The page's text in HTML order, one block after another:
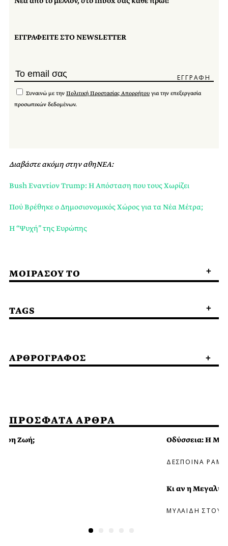
ΕΓΓΡΑΦΕΙΤΕ ΣΤΟ NEWSLETTER
Συναινώ με την Πολιτική Προστασίας Απορρήτου για την επεξεργασία
προσωπικών δεδομένων.
Διαβάστε ακόμη στην αθηΝΕΑ:
Bush Εναντίον Trump: Η Απόσταση που τους Χωρίζει
Πού Βρέθηκε ο Δημοσιονομικός Χώρος για τα Νέα Μέτρα;
Η “Ψυχή” της Ευρώπης
ΜΟΙΡΑΣΟΥ ΤΟ
TAGS
ΑΡΘΡΟΓΡΑΦΟΣ
ΠΡΟΣΦΑΤΑ ΑΡΘΡΑ
Ζωή; Οδύσσεια: Η
ΔΕΣΠΟΙΝΑ
Κι αν η
ΜΥΛΑΙΔΗ